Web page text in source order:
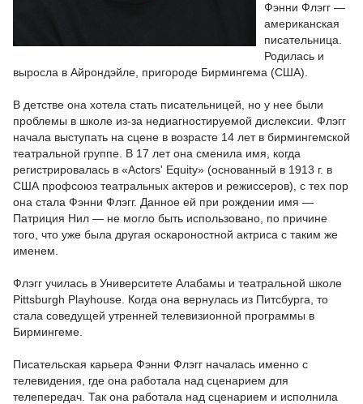
Фэнни Флэгг —
американская
писательница.
Родилась и
выросла в Айрондэйле, пригороде Бирмингема (США).
В детстве она хотела стать писательницей, но у нее были
проблемы в школе из-за недиагностируемой дислексии. Флэгг
начала выступать на сцене в возрасте 14 лет в бирмингемской
театральной группе. В 17 лет она сменила имя, когда
регистрировалась в «Actors' Equity» (основанный в 1913 г. в
США профсоюз театральных актеров и режиссеров), с тех пор
она стала Фэнни Флэгг. Данное ей при рождении имя —
Патриция Нил — не могло быть использовано, по причине
того, что уже была другая оскароностной актриса с таким же
именем.
Флэгг училась в Университете Алабамы и театральной школе
Pittsburgh Playhouse. Когда она вернулась из Питсбурга, то
стала соведущей утренней телевизионной программы в
Бирмингеме.
Писательская карьера Фэнни Флэгг началась именно с
телевидения, где она работала над сценарием для
телепередач. Так она работала над сценарием и исполнила